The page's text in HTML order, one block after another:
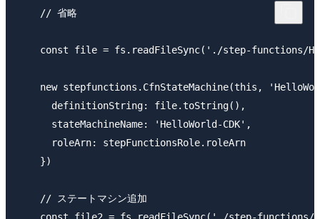
    // 省略
const file = fs.readFileSync('./step-functions/
new stepfunctions.CfnStateMachine(this,
      definitionString: file.toString(),
      stateMachineName: 'HelloWorld-CDK',
      roleArn: stepFunctionsRole.roleArn
    })
    // ステートマシン追加